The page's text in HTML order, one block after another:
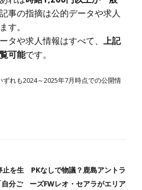
事の指摘は公的データや求人
す。
タや求人情報はすべて、
上記
可能です。
れも2024～2025年7月時点での公開情
止を生
分ご
PKなしで物議？鹿島アントラ
ーズFWレオ・セアラがエリア